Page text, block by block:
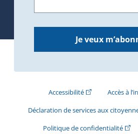
Je veux
Accessibilité(Cet hyperlien
Accès à
Déclaration de services aux
Politique de confidentialité(Cet